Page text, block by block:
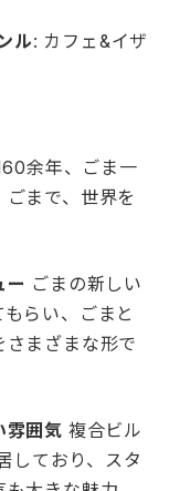
ル: カフェ&イザ
余年、ごま一
まで、世界を
ー ごまの新しい
らい、ごまと
まざまな形で
雰囲気 複合ビル
しており、スタ